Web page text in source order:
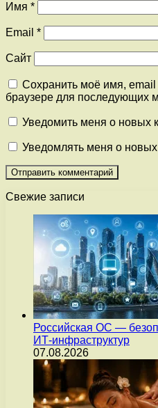
Имя *
Email *
Сайт
Сохранить моё имя, email
браузере для последующих
Уведомить меня о новых
Уведомлять меня о новых
Свежие записи
Российская ОС —
ИТ-инфраструктур
07.08.2026